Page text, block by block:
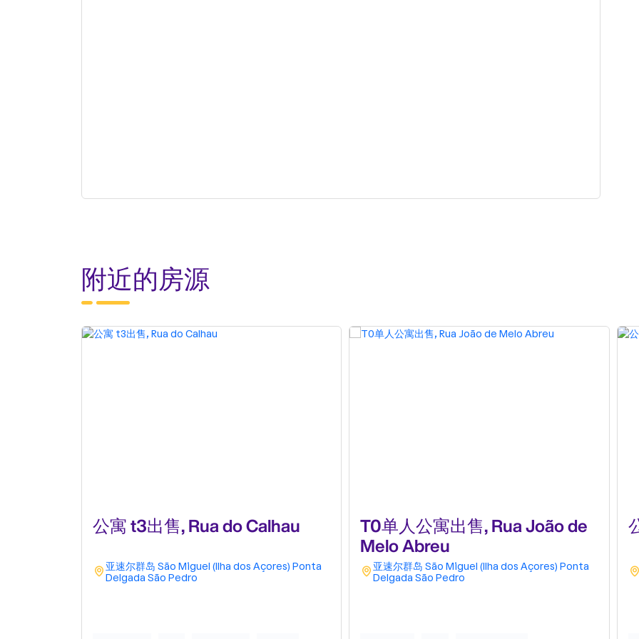
附近的房源
公寓 t3出售, Rua do Calhau
亚速尔群岛 São Miguel (Ilha dos Açores) Ponta
Delgada São Pedro
T0单人公寓出售, Rua João de
Melo Abreu
亚速尔群岛 São Miguel (Ilha dos Açores) Ponta
Delgada São Pedro